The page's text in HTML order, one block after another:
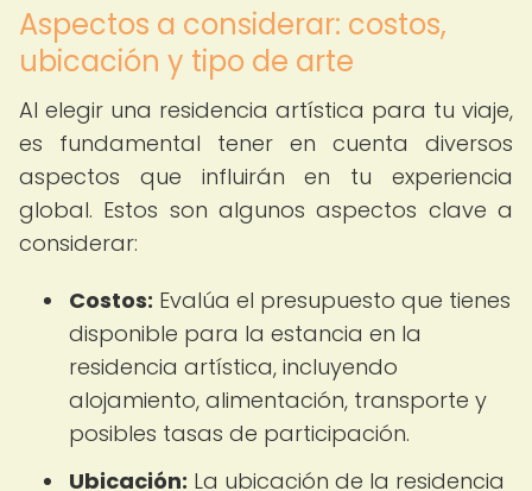
Aspectos a considerar: costos,
ubicación y tipo de arte
Al elegir una residencia artística para tu viaje,
es fundamental tener en cuenta diversos
aspectos que influirán en tu experiencia
global. Estos son algunos aspectos clave a
considerar:
Costos: Evalúa el presupuesto que tienes
disponible para la estancia en la
residencia artística, incluyendo
alojamiento, alimentación, transporte y
posibles tasas de participación.
Ubicación: La ubicación de la residencia